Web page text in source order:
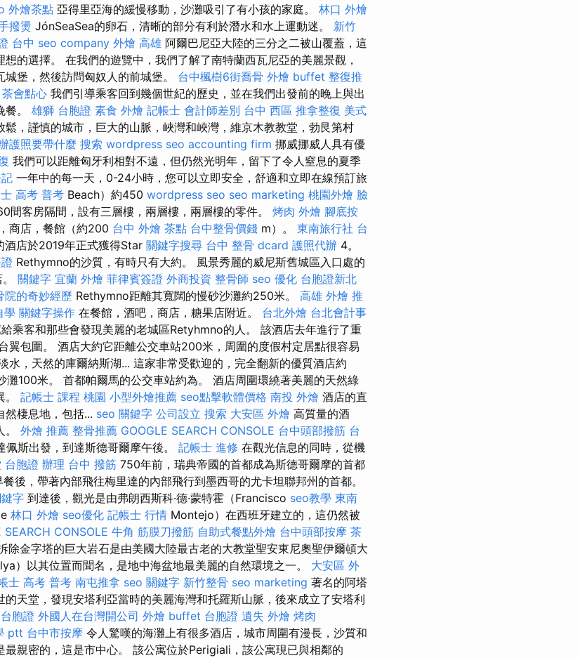
外燴茶點 亞得里亞海的緩慢移動，沙灘吸引了有小孩的家庭。 林口 外燴
撥燙 JónSeaSea的卵石，清晰的部分有利於潛水和水上運動迷。 新竹
台中 seo company 外燴 高雄 阿爾巴尼亞大陸的三分之二被山覆蓋，這
的選擇。 在我們的遊覽中，我們了解了南特蘭西瓦尼亞的美麗景觀，
堡，然後訪問匈奴人的前城堡。 台中楓樹6街喬骨 外燴 buffet 整復推
茶會點心 我們引導乘客回到幾個世紀的歷史，並在我們出發前的晚上與出
。 雄獅 台胞證 素食 外燴 記帳士 會計師差別 台中 西區 推拿整復 美式
鬆，謹慎的城市，巨大的山脈，峽灣和峽灣，維京木教教堂，勃艮第村
護照要帶什麼 搜索 wordpress seo accounting firm 挪威挪威人具有優
我們可以距離匈牙利相對不遠，但仍然光明年，留下了令人窒息的夏季
一年中的每一天，0-24小時，您可以立即安全，舒適和立即在線預訂旅
高考 普考 Beach）約450 wordpress seo seo marketing 桃園外燴 臉
間客房隔間，設有三層樓，兩層樓，兩層樓的零件。 烤肉 外燴 腳底按
商店，餐館（約200 台中 外燴 茶點 台中整骨價錢 m）。 東南旅行社 台
酒店於2019年正式獲得Star 關鍵字搜尋 台中 整骨 dcard 護照代辦 4。
Rethymno的沙質，有時只有大約。 風景秀麗的威尼斯舊城區入口處的
關鍵字 宜蘭 外燴 菲律賓簽證 外商投資 整骨師 seo 優化 台胞證新北
院的奇妙經歷 Rethymno距離其寬闊的慢砂沙灘約250米。 高雄 外燴 推
學 關鍵字操作 在餐館，酒吧，商店，糖果店附近。 台北外燴 台北會計事
乘客和那些會發現美麗的老城區Retyhmno的人。 該酒店去年進行了重
翼包圍。 酒店大約它距離公交車站200米，周圍的度假村定居點很容易
水，天然的庫爾納斯湖... 這家非常受歡迎的，完全翻新的優質酒店約
100米。 首都帕爾馬的公交車站約為。 酒店周圍環繞著美麗的天然綠
記帳士 課程 桃園 小型外燴推薦 seo點擊軟體價格 南投 外燴 酒店的直
然棲息地，包括... seo 關鍵字 公司設立 搜索 大安區 外燴 高質量的酒
。 外燴 推薦 整骨推薦 GOOGLE SEARCH CONSOLE 台中頭部撥筋 台
佩斯出發，到達斯德哥爾摩午後。 記帳士 進修 在觀光信息的同時，從機
台胞證 辦理 台中 撥筋 750年前，瑞典帝國的首都成為斯德哥爾摩的首都
餐後，帶著內部飛往梅里達的內部飛行到墨西哥的尤卡坦聯邦州的首都。
字 到達後，觀光是由弗朗西斯科·德·蒙特霍（Francisco seo教學 東南
林口 外燴 seo優化 記帳士 行情 Montejo）在西班牙建立的，這仍然被
SEARCH CONSOLE 牛角 筋膜刀撥筋 自助式餐點外燴 台中頭部按摩 茶
除金字塔的巨大岩石是由美國大陸最古老的大教堂聖安東尼奧聖伊爾頓大
）以其位置而聞名，是地中海盆地最美麗的自然環境之一。 大安區 外
士 高考 普考 南屯推拿 seo 關鍵字 新竹整骨 seo marketing 著名的阿塔
天堂，發現安塔利亞當時的美麗海灣和托羅斯山脈，後來成立了安塔利
胞證 外國人在台灣開公司 外燴 buffet 台胞證 遺失 外燴 烤肉
ptt 台中市按摩 令人驚嘆的海灘上有很多酒店，城市周圍有漫長，沙質和
最親密的，這是市中心。 該公寓位於Perigiali，該公寓現已與相鄰的